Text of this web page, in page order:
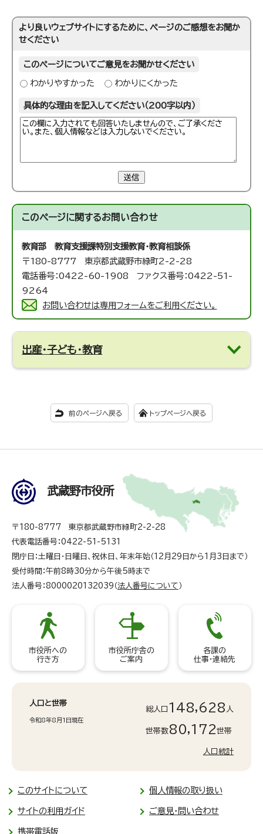
より良いウェブサイトにするために、ページのご感想をお聞か
せください
このページについてご意見をお聞かせください
わかりやすかった わかりにくかった
具体的な理由を記入してください（200字以内）
送信
このページに関するお問い合わせ
教育部 教育支援課特別支援教育・教育相談係
〒180-8777 東京都武蔵野市緑町2-2-28
電話番号：0422-60-1908 ファクス番号：0422-51-
9264
お問い合わせは専用フォームをご利用ください。
出産・子ども・教育
前のページへ戻る トップページへ戻る
武蔵野市役所
〒180-8777 東京都武蔵野市緑町2-2-28
代表電話番号：0422-51-5131
閉庁日：土曜日・日曜日、祝休日、年末年始（12月29日から1月3日まで）
受付時間：午前8時30分から午後5時まで
法人番号：8000020132039（ 法人番号について ）
市役所への
行き方
市役所庁舎の
ご案内
各課の
仕事・連絡先
人口と世帯
令和8年8月1日現在
総人口 148,628 人
世帯数80,172世帯
人口統計
このサイトについて 個人情報の取り扱い
サイトの利用ガイド ご意見・問い合わせ
携帯電話版